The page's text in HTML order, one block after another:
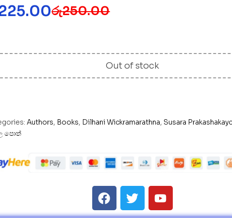
රු250.00
Out of stock
Authors, Books, Dilhani Wickramarathna, Susara
පොත්